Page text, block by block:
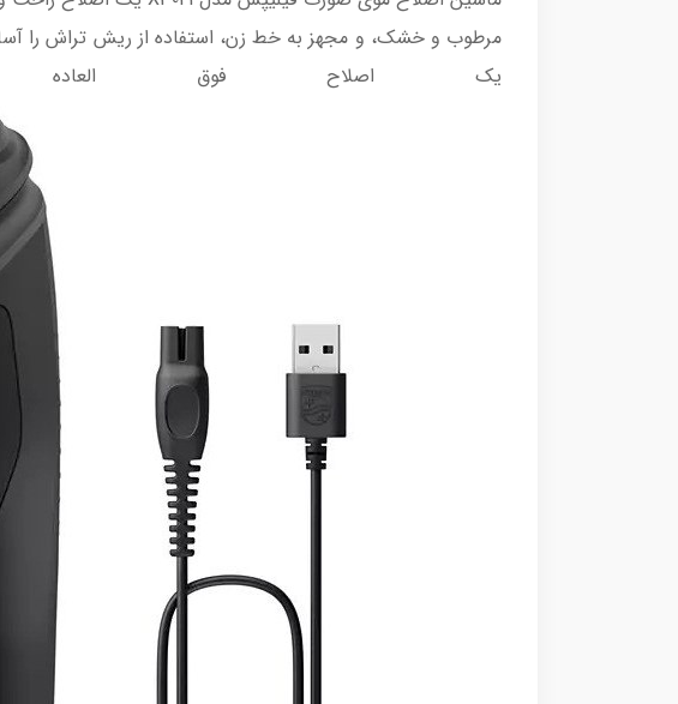
مرطوب و خشک، و مجهز به خط زن، استفاده از ریش تراش را
یک اصلاح فوق